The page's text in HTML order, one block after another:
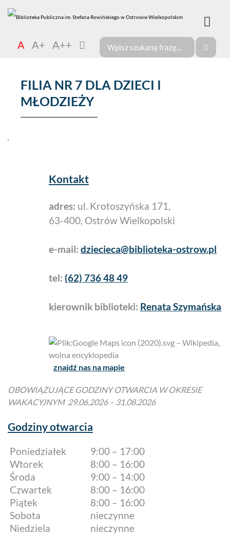
A A+ A++
FILIA NR 7 DLA DZIECI I
MŁODZIEŻY
Kontakt
adres: ul. Krotoszyńska 171,
63-400, Ostrów Wielkopolski
e-mail: dziecieca@biblioteka-ostrow.pl
tel: (62) 736 48 49
kierownik biblioteki: Renata Szymańska
znajdź nas na mapie
OBOWIĄZUJĄCE GODZINY OTWARCIA W OKRESIE
WAKACYJNYM 29.06.2026 – 31.08.2026
Godziny otwarcia
Poniedziałek
9:00 – 17:00
Wtorek
8:00 – 16:00
Środa
9:00 – 14:00
Czwartek
8:00 – 16:00
Piątek
8:00 – 16:00
Sobota
nieczynne
Niedziela
nieczynne